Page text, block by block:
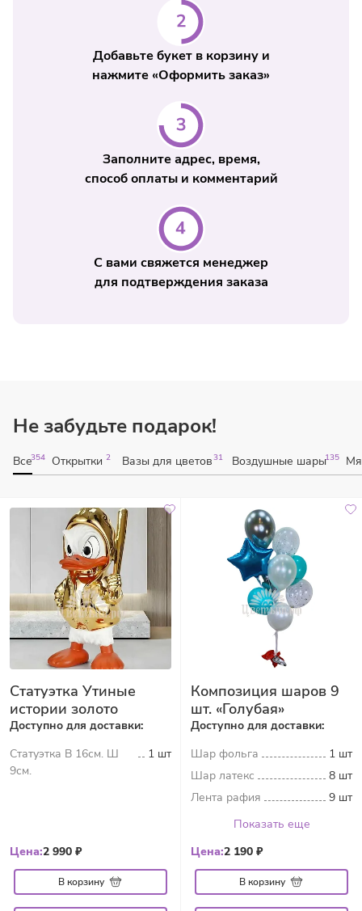
Добавьте букет в корзину и
нажмите «Оформить заказ»
Заполните адрес, время,
способ оплаты и комментарий
С вами свяжется менеджер
для подтверждения заказа
Не забудьте подарок!
Все354 Открытки 2 Вазы для цветов31 Воздушные шары135
Статуэтка Утиные
истории золото
Доступно для доставки:
Статуэтка В 16см. Ш
9см.
1 шт
Цена:2 990 ₽
В корзину
Композиция шаров 9
шт. «Голубая»
Доступно для доставки:
Шар фольга
1 шт
Шар латекс
8 шт
Лента рафия
9 шт
Показать еще
Цена:2 190 ₽
В корзину